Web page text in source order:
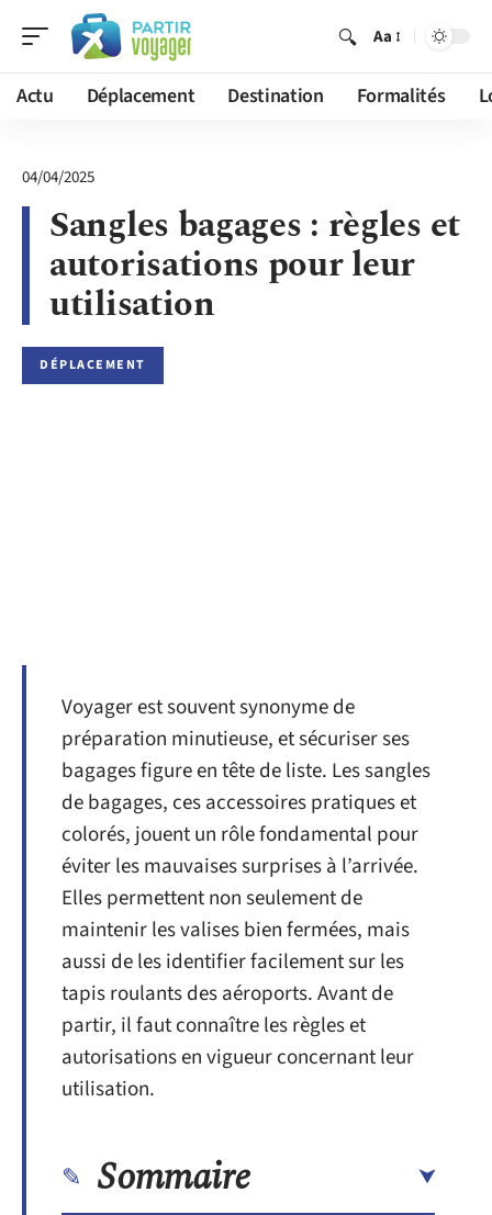
Aa
Actu Déplacement Destination Formalités
04/04/2025
Sangles bagages : règles et
autorisations pour leur
utilisation
DÉPLACEMENT
Voyager est souvent synonyme de
préparation minutieuse, et sécuriser ses
bagages figure en tête de liste. Les sangles
de bagages, ces accessoires pratiques et
colorés, jouent un rôle fondamental pour
éviter les mauvaises surprises à l’arrivée.
Elles permettent non seulement de
maintenir les valises bien fermées, mais
aussi de les identifier facilement sur les
tapis roulants des aéroports. Avant de
partir, il faut connaître les règles et
autorisations en vigueur concernant leur
utilisation.
Sommaire